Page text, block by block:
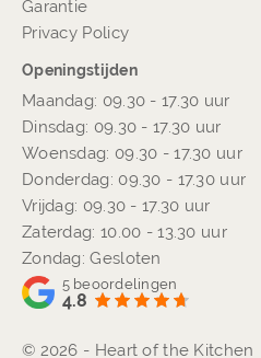
Garantie
Privacy Policy
Openingstijden
Maandag: 09.30 - 17.30 uur
Dinsdag: 09.30 - 17.30 uur
Woensdag: 09.30 - 17.30 uur
Donderdag: 09.30 - 17.30 uur
Vrijdag: 09.30 - 17.30 uur
Zaterdag: 10.00 - 13.30 uur
Zondag: Gesloten
5beoordelingen
4.8
© 2026 - Heart of the Kitchen